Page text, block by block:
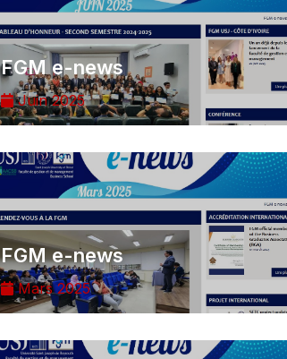
FGM e-news
Juin 2025
FGM e-news
Mars 2025